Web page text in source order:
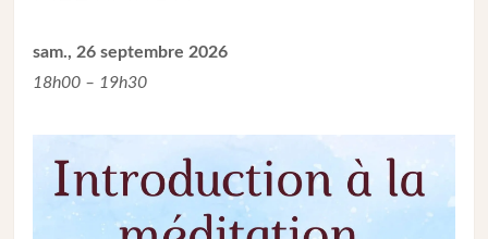
sam., 26 septembre 2026
18h00 – 19h30